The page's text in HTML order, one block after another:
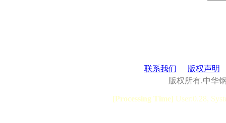
联系我们
版权声明
版权所有.中华
[Processing Time] User:0.28,